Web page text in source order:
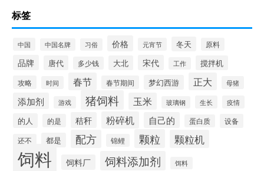
标签
中国 中国名牌 习俗 价格 元宵节 冬天 原料
品牌 唐代 多少钱 大北 宋代 工作 搅拌机
攻略 时间 春节 春节期间 梦幻西游 正大 母猪
添加剂 游戏 猪饲料 玉米 玻璃钢 生长 疫情
的人 的是 秸秆 粉碎机 自己的 蛋白质 设备
还不 都是 配方 锦鲤 颗粒 颗粒机
饲料 饲料厂 饲料添加剂 饵料